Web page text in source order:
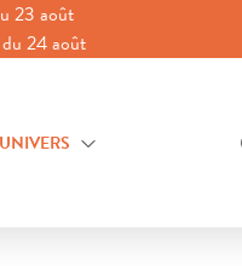
23 août
du 24 août